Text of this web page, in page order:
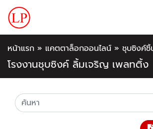
หน้าแรก » แคตตาล็อกออนไลน์ » ชุบซิงค์ชิ้
โรงงานชุบซิงค์ ลิ้มเจริญ เพลทติ้ง